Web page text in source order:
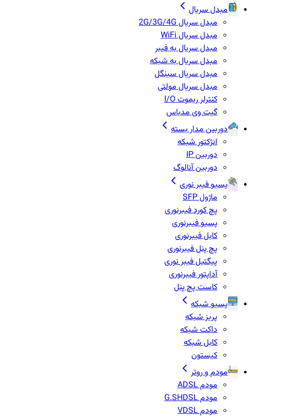
مبدل سریال
مبدل سریال 2G/3G/4G
مبدل سریال WiFi
مبدل سریال به فیبر
مبدل سریال به شبکه
مبدل سریال سینگل
مبدل سریال مولتی
کنترلر ریموت I/O
گیت وی مدباس
دوربین مدار بسته
انژکتور شبکه
دوربین IP
دوربین آنالوگ
پسیو فیبر نوری
ماژول SFP
پچ کورد فیبرنوری
پسیو فیبرنوری
کابل فیبرنوری
پچ پنل فیبرنوری
پیگتیل فیبر نوری
آداپتور فیبرنوری
کاست پچ پنل
پسیو شبکه
پریز شبکه
داکت شبکه
کابل شبکه
کیستون
مودم و روتر
مودم ADSL
مودم G.SHDSL
مودم VDSL